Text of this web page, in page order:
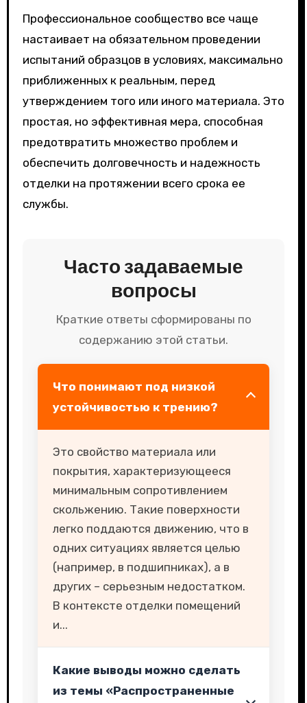
Профессиональное сообщество все чаще
настаивает на обязательном проведении
испытаний образцов в условиях, максимально
приближенных к реальным, перед
утверждением того или иного материала. Это
простая, но эффективная мера, способная
предотвратить множество проблем и
обеспечить долговечность и надежность
отделки на протяжении всего срока ее
службы.
Часто задаваемые
вопросы
Краткие ответы сформированы по
содержанию этой статьи.
Что понимают под низкой
устойчивостью к трению?
Это свойство материала или
покрытия, характеризующееся
минимальным сопротивлением
скольжению. Такие поверхности
легко поддаются движению, что в
одних ситуациях является целью
(например, в подшипниках), а в
других – серьезным недостатком.
В контексте отделки помещений
и...
Какие выводы можно сделать
из темы «Распространенные